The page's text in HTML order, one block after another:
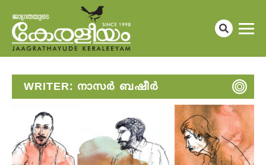
WRITER: നാസർ ബഷീർ